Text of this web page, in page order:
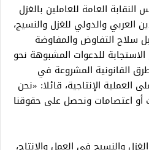
العامة للعاملين بالغزل
العربي والدولي للغزل والنسيج،
سلاح التفاوض والمفاوضة
للدعوات المشبوهة نحو
القانونية المشروعة في
الإنتاجية، قائلا: «نحن
أو اعتصامات ونحصل على حقوقنا
والنسيج في العمل والإنتاج،